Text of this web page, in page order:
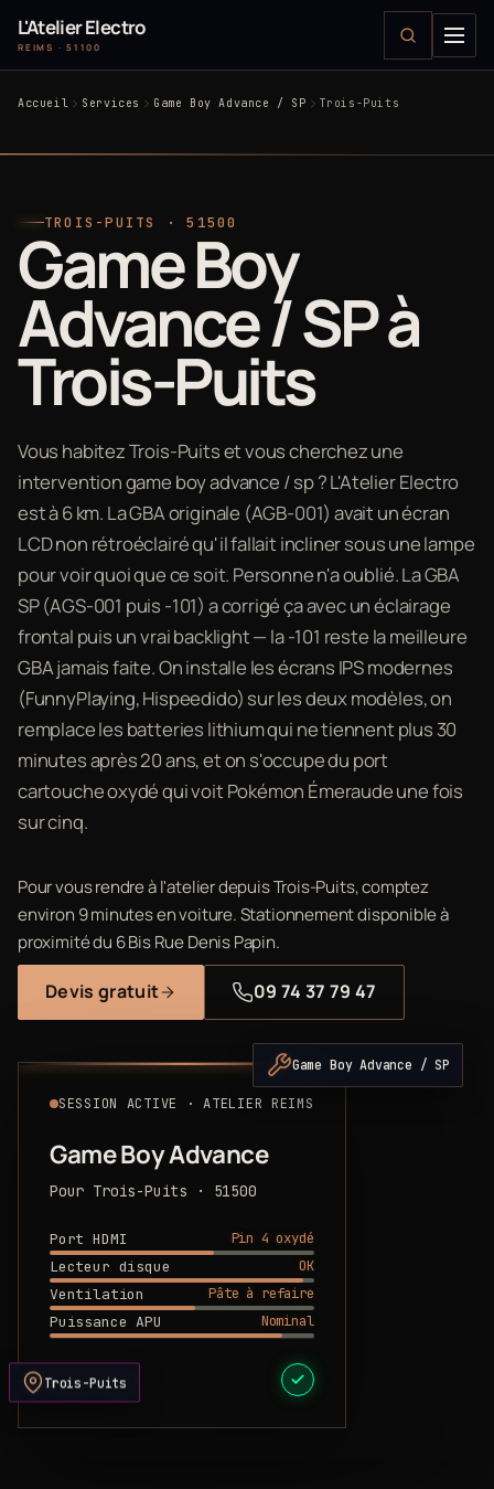
L'Atelier Electro
REIMS · 51100
Accueil Services Game Boy Advance / SP Trois-Puits
TROIS-PUITS · 51500
Game Boy
Advance / SP à
Trois-Puits
Vous habitez Trois-Puits et vous cherchez une
intervention game boy advance / sp ? L'Atelier Electro
est à 6 km. La GBA originale (AGB-001) avait un écran
LCD non rétroéclairé qu'il fallait incliner sous une lampe
pour voir quoi que ce soit. Personne n'a oublié. La GBA
SP (AGS-001 puis -101) a corrigé ça avec un éclairage
frontal puis un vrai backlight — la -101 reste la meilleure
GBA jamais faite. On installe les écrans IPS modernes
(FunnyPlaying, Hispeedido) sur les deux modèles, on
remplace les batteries lithium qui ne tiennent plus 30
minutes après 20 ans, et on s'occupe du port
cartouche oxydé qui voit Pokémon Émeraude une fois
sur cinq.
Pour vous rendre à l'atelier depuis Trois-Puits, comptez
environ 9 minutes en voiture. Stationnement disponible à
proximité du 6 Bis Rue Denis Papin.
Devis gratuit 09 74 37 79 47
SESSION ACTIVE · ATELIER REIMS
Game Boy Advance
Pour Trois-Puits · 51500
Port HDMI
Pin 4 oxydé
Lecteur disque
OK
Ventilation
Pâte à refaire
Puissance APU
Nominal
DEVIS PRÊT
Game Boy Advance / SP
Trois-Puits